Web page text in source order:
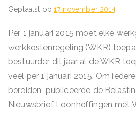
Geplaatst op17 november 2014
Per 1 januari 2015 moet elke
werkkostenregeling (WKR)
bestuurder dit jaar al de WKR
veel per 1 januari 2015. Om
bereiden, publiceerde de
Nieuwsbrief Loonheffingen mét